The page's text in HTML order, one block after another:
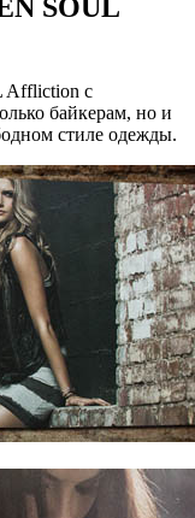
SOUL
Affliction с
байкерам, но и
стиле одежды.